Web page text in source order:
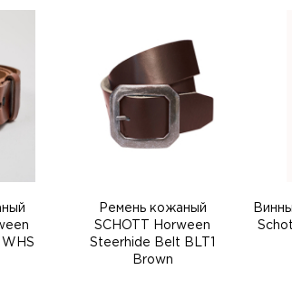
Ремень кожаный
SCHOTT Horween
Steerhide Belt BLT1
Brown